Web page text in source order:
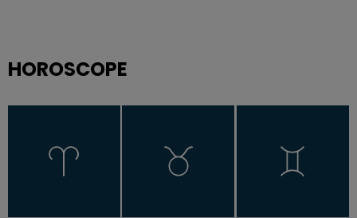
HOROSCOPE